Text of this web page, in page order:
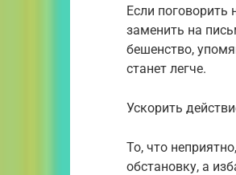
Если поговорить
заменить на
бешенство,
станет легче.
Ускорить
То, что
обстановку, а